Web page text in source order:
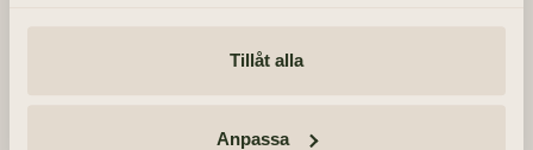
Tillåt alla
Anpassa
Akten äger rum inom kretsen av de närmaste.